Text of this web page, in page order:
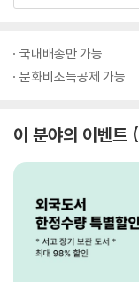
국내배송만 가능
문화비소득공제 가능
이 분야의 이벤트